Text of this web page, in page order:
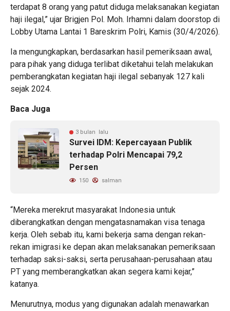
terdapat 8 orang yang patut diduga melaksanakan kegiatan
haji ilegal,” ujar Brigjen Pol. Moh. Irhamni dalam doorstop di
Lobby Utama Lantai 1 Bareskrim Polri, Kamis (30/4/2026).
Ia mengungkapkan, berdasarkan hasil pemeriksaan awal,
para pihak yang diduga terlibat diketahui telah melakukan
pemberangkatan kegiatan haji ilegal sebanyak 127 kali
sejak 2024.
Baca Juga
3 bulan lalu
Survei IDM: Kepercayaan Publik
terhadap Polri Mencapai 79,2
Persen
150 salman
“Mereka merekrut masyarakat Indonesia untuk
diberangkatkan dengan mengatasnamakan visa tenaga
kerja. Oleh sebab itu, kami bekerja sama dengan rekan-
rekan imigrasi ke depan akan melaksanakan pemeriksaan
terhadap saksi-saksi, serta perusahaan-perusahaan atau
PT yang memberangkatkan akan segera kami kejar,”
katanya.
Menurutnya, modus yang digunakan adalah menawarkan